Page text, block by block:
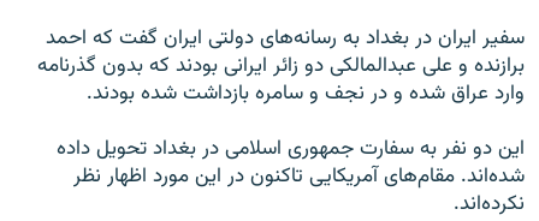
سفير ايران در بغداد به رسانه‌های دولتی ايران گفت که احمد
برازنده و علی عبدالمالکی دو زائر ايرانی بودند که بدون گذرنامه
وارد عراق شده و در نجف و سامره بازداشت شده بودند.
اين دو نفر به سفارت جمهوری اسلامی در بغداد تحويل داده
شده‌اند. مقام‌های آمريکايی تاکنون در اين مورد اظهار نظر
نکرده‌اند.